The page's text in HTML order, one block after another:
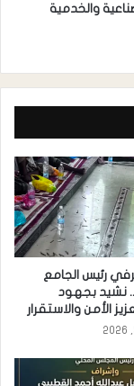
والخدمية
رئيس الجامع
.. نشيد بجهود
الأمن والاستقرار